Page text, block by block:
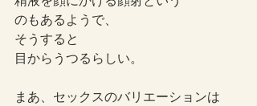
のもあるようで、
そうすると
目からうつるらしい。
まあ、セックスのバリエーションは